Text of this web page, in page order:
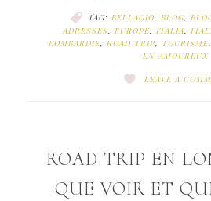
TAG: BELLAGIO, BLOG,
ADRESSES, EUROPE, ITALIA,
LOMBARDIE, ROAD TRIP, TOURISME,
EN AMOUREUX
LEAVE A
ROAD TRIP EN
QUE VOIR ET